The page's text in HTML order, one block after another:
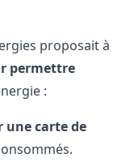
proposait à
permettre
:
une carte de